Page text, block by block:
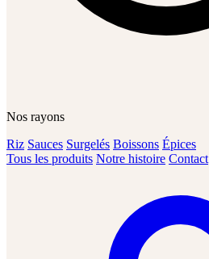
Nos rayons
Riz Sauces Surgelés Boissons Épices
Tous les produits Notre histoire Contact